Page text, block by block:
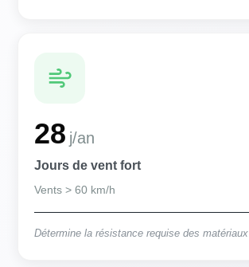
28 j/an
Jours de vent fort
Vents > 60 km/h
Détermine la résistance requise des matériaux